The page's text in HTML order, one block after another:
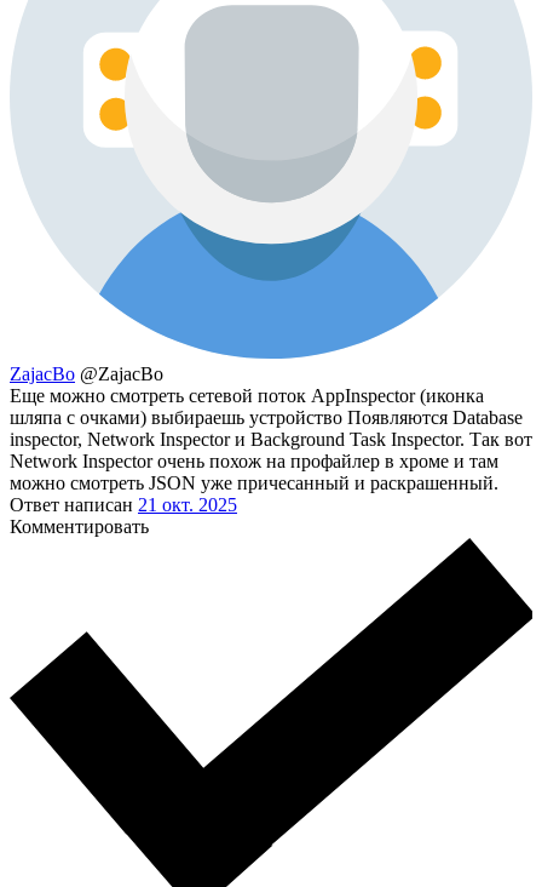
ZajacBo @ZajacBo
Еще можно смотреть сетевой поток AppInspector (иконка
шляпа с очками) выбираешь устройство Появляются Database
inspector, Network Inspector и Background Task Inspector. Так вот
Network Inspector очень похож на профайлер в хроме и там
можно смотреть JSON уже причесанный и раскрашенный.
Ответ написан 21 окт. 2025
Комментировать